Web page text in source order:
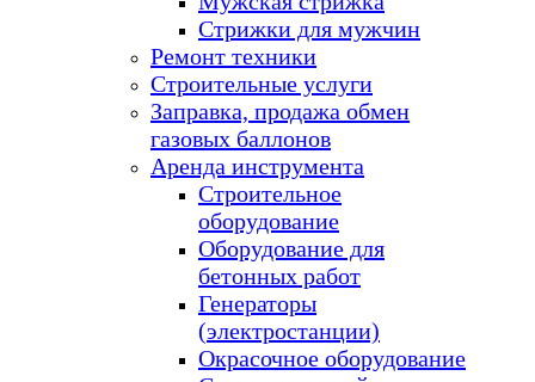
Стрижки для мужчин
Ремонт техники
Строительные услуги
Заправка, продажа обмен
газовых баллонов
Аренда инструмента
Строительное
оборудование
Оборудование для
бетонных работ
Генераторы
(электростанции)
Окрасочное оборудование